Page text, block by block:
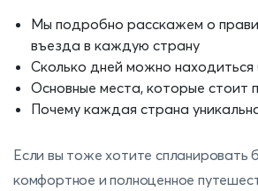
Мы подробно расскажем о
въезда в каждую страну
Сколько дней можно находиться
Основные места, которые стоит
Почему каждая страна
Если вы тоже хотите спланировать
комфортное и полноценное